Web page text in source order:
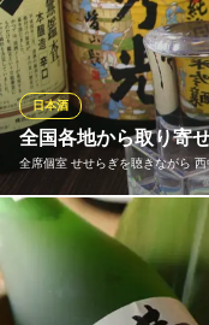
れ替えを行い、常時10
力強く、きめ細かい酸味
い酸味、ふくよかかつ
ど、福岡自慢の地酒をは
す。
和食 創作料理
地下鉄七隈線（3号
福岡県福岡市中央区春吉1-
全国各地から取り寄
全席個室 せせらぎを聴きながら 西
日本酒
当店は日本酒にこだわ
いたしました。まろや
いのものまで幅広く取
付き宴会コースがおす